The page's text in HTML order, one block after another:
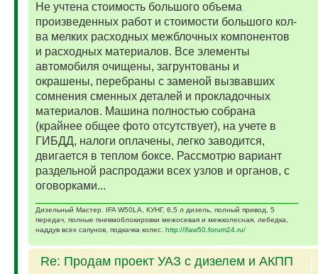
Не учтена стоимость большого объема
произведенных работ и стоимости большого кол-
ва мелких расходных межблочных компонентов
и расходных материалов. Все элементы
автомобиля очищены, загрунтованы и
окрашены, перебраны с заменой вызвавших
сомнения сменных деталей и прокладочных
материалов. Машина полностью собрана
(крайнее общее фото отсутствует), на учете в
ГИБДД, налоги оплачены, легко заводится,
двигается в теплом боксе. Рассмотрю вариант
раздельной распродажи всех узлов и органов, с
оговорками...
Дизельный Мастер. IFA W50LA, КУНГ, 6,5 л дизель, полный привод, 5
передач, полные пневмоблокировки межосевая и межколесная, лебедка,
наддув всех сапунов, подкачка колес. http://ifaw50.forum24.ru/
Re: Продам проект УАЗ с дизелем и АКПП